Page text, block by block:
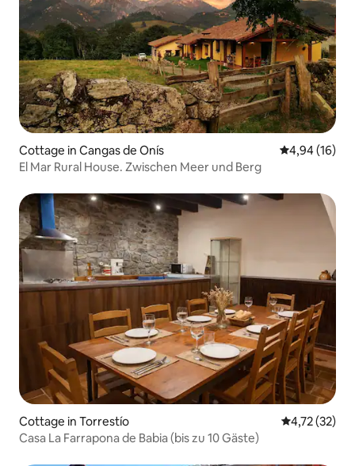
Cottage in Cangas de Onís
4,94 (16)
El Mar Rural House. Zwischen Meer und Berg
Cottage in Torrestío
4,72 (32)
Casa La Farrapona de Babia (bis zu 10 Gäste)